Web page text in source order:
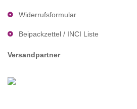
Widerrufsformular
Beipackzettel / INCI Liste
Versandpartner